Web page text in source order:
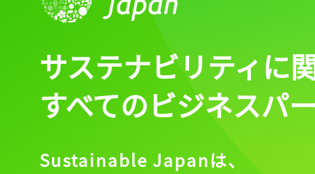
サステナビリティに
すべてのビジネスパ
Sustainable Japanは、